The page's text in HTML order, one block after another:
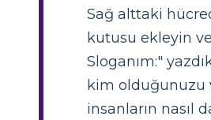
Sağ alttaki
kutusu ekleyin
Sloganım:"
kim olduğunuzu
insanların nasıl